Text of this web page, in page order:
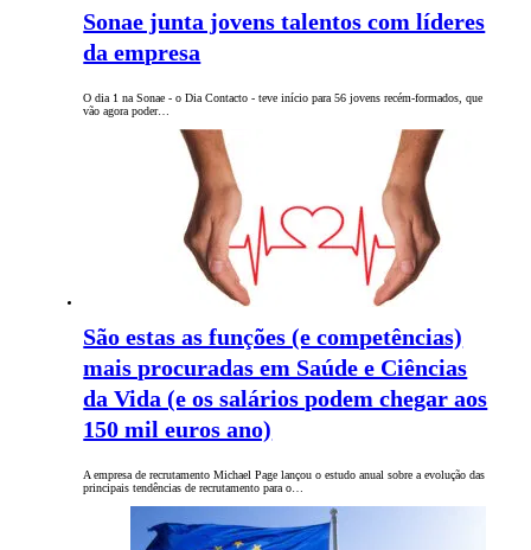
Sonae junta jovens talentos com líderes
da empresa
O dia 1 na Sonae - o Dia Contacto - teve início para 56 jovens recém-formados, que
vão agora poder…
São estas as funções (e competências)
mais procuradas em Saúde e Ciências
da Vida (e os salários podem chegar aos
150 mil euros ano)
A empresa de recrutamento Michael Page lançou o estudo anual sobre a evolução das
principais tendências de recrutamento para o…